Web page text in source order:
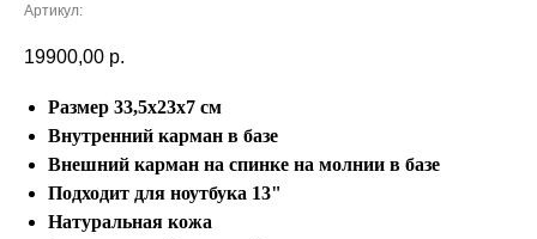
Артикул:
19900,00 р.
Размер 33,5х23х7 см
Внутренний карман в базе
Внешний карман на спинке на молнии в базе
Подходит для ноутбука 13"
Натуральная кожа